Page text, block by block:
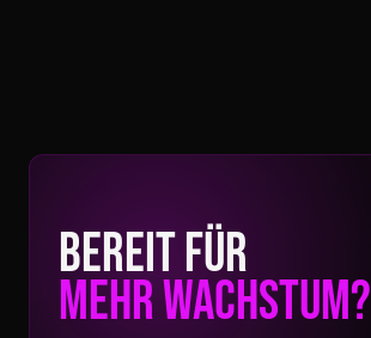
BEREIT FÜR
MEHR WACHSTUM?